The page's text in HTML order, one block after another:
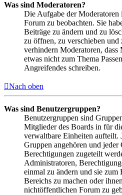
Was sind Moderatoren?
Die Aufgabe der Moderatoren
Forum zu beobachten. Sie
Beiträge zu ändern und zu
zu öffnen, zu verschieben
verhindern Moderatoren,
etwas nicht zum Thema
Angreifendes schreiben.
Nach oben
Was sind Benutzergruppen?
Benutzergruppen sind
Mitglieder des Boards in für
verwaltbare Einheiten aufteilt.
Gruppen angehören und jeder
Berechtigungen zugeteilt
Administratoren,
einmal zu ändern und sie zum
Bereichs zu machen oder
nichtöffentlichen Forum zu